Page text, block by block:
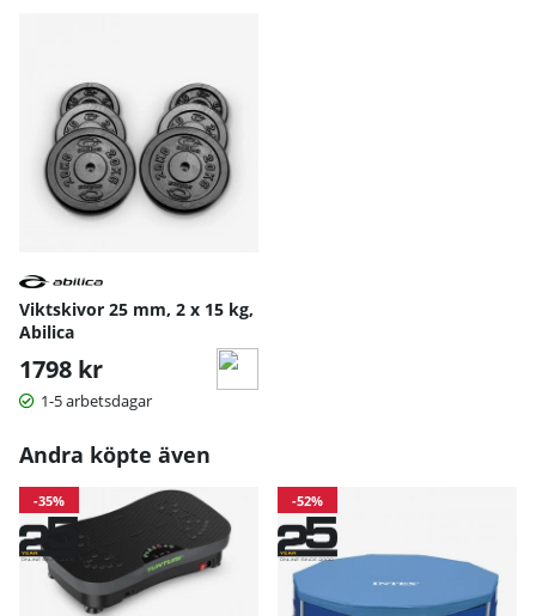
Viktskivor 25 mm, 2 x 15 kg,
Abilica
1798 kr
1-5 arbetsdagar
Andra köpte även
-35% -52%